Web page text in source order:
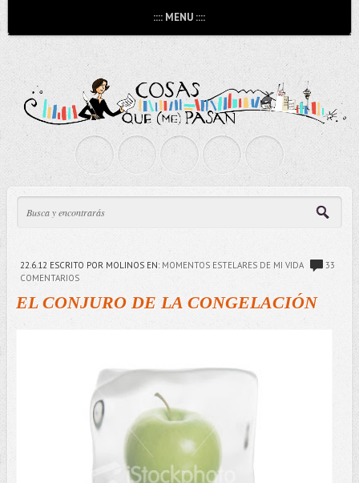
:::: MENU ::::
22.6.12 ESCRITO POR MOLINOS EN: MOMENTOS ESTELARES DE MI VIDA
33
COMENTARIOS
EL CONJURO DE LA CONGELACIÓN